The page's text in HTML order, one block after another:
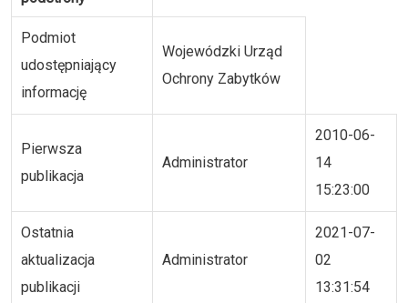
Podmiot
udostępniający
informację
Wojewódzki Urząd
Ochrony Zabytków
Pierwsza
publikacja
Administrator
2010-06-
14
15:23:00
Ostatnia
aktualizacja
publikacji
Administrator
2021-07-
02
13:31:54